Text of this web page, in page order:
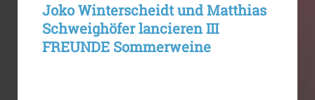
Joko Winterscheidt und Matthias
Schweighöfer lancieren III
FREUNDE Sommerweine